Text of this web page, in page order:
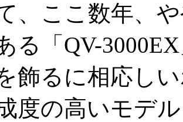
、ここ数年、
る「QV-
飾るに相応し
度の高いモデ